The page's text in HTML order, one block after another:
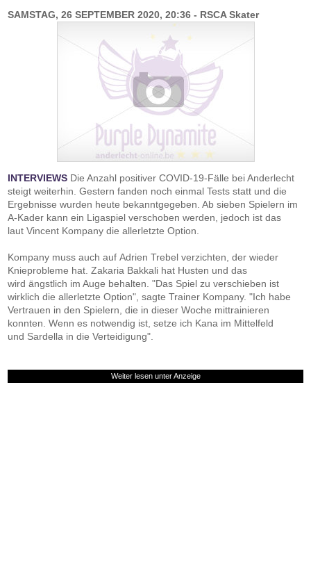
SAMSTAG, 26 SEPTEMBER 2020, 20:36 - RSCA Skater
INTERVIEWS Die Anzahl positiver COVID-19-Fälle bei Anderlecht
steigt weiterhin. Gestern fanden noch einmal Tests statt und die
Ergebnisse wurden heute bekanntgegeben. Ab sieben Spielern im
A-Kader kann ein Ligaspiel verschoben werden, jedoch ist das
laut Vincent Kompany die allerletzte Option.
Kompany muss auch auf Adrien Trebel verzichten, der wieder
Knieprobleme hat. Zakaria Bakkali hat Husten und das
wird ängstlich im Auge behalten. "Das Spiel zu verschieben ist
wirklich die allerletzte Option", sagte Trainer Kompany. "Ich habe
Vertrauen in den Spielern, die in dieser Woche mittrainieren
konnten. Wenn es notwendig ist, setze ich Kana im Mittelfeld
und Sardella in die Verteidigung".
Weiter lesen unter Anzeige